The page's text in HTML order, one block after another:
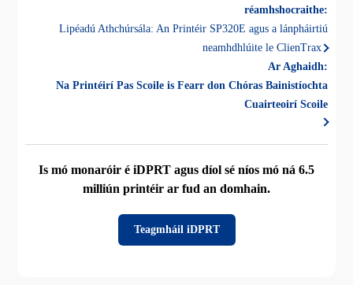
réamhshocraithe:
Lipéadú Athchúrsála: An Printéir SP320E agus a lánpháirtiú
neamhdhlúite le ClienTrax
Ar Aghaidh:
Na Printéirí Pas Scoile is Fearr don Chóras Bainistíochta
Cuairteoirí Scoile
Is mó monaróir é iDPRT agus díol sé níos mó ná 6.5
milliún printéir ar fud an domhain.
Teagmháil iDPRT